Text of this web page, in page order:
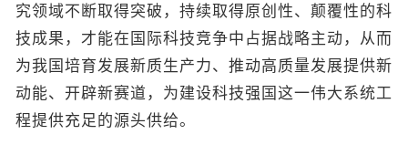
究领域不断取得突破，持续取得原创性、颠覆性的科
技成果，才能在国际科技竞争中占据战略主动，从而
为我国培育发展新质生产力、推动高质量发展提供新
动能、开辟新赛道，为建设科技强国这一伟大系统工
程提供充足的源头供给。